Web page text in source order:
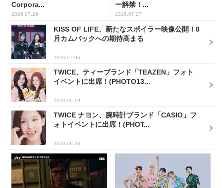
Corpora...
2026.07.29
ー解禁！...
2026.07.27
KISS OF LIFE、新たなスポイラー映像公開！8
月カムバックへの期待高まる
2026.07.06
TWICE、ティーブランド「TEAZEN」フォト
イベントに出席！(PHOTO13...
2026.06.19
TWICE ナヨン、腕時計ブランド「CASIO」フ
ォトイベントに出席！(PHOT...
2026.06.26